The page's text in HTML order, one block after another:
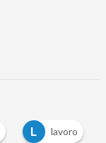
L lavoro